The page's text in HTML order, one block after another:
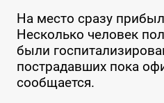
На место сразу
Несколько человек
были
пострадавших пока
сообщается.